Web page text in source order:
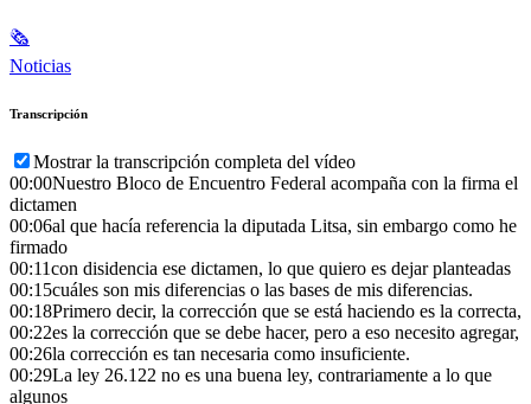
🗞
Noticias
Transcripción
Mostrar la transcripción completa del vídeo
00:00Nuestro Bloco de Encuentro Federal acompaña con la firma el
dictamen
00:06al que hacía referencia la diputada Litsa, sin embargo como he
firmado
00:11con disidencia ese dictamen, lo que quiero es dejar planteadas
00:15cuáles son mis diferencias o las bases de mis diferencias.
00:18Primero decir, la corrección que se está haciendo es la correcta,
00:22es la corrección que se debe hacer, pero a eso necesito agregar,
00:26la corrección es tan necesaria como insuficiente.
00:29La ley 26.122 no es una buena ley, contrariamente a lo que
algunos